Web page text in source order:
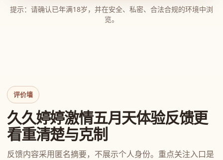
提示：请确认已年满18岁，并在安全、私密、合法合规的环境中浏
览。
评价墙
久久婷婷激情五月天体验反馈更
看重清楚与克制
反馈内容采用匿名摘要，不展示个人身份。重点关注入口是